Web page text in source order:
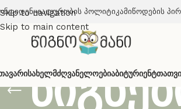
Skip to navigation
Skip to main content
ᲞოლიტიკაᲛიწოდების
Სახელმძღვანელოები